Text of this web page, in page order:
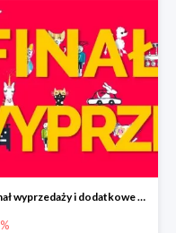
Finał wyprzedaży i dodatkowe 15%